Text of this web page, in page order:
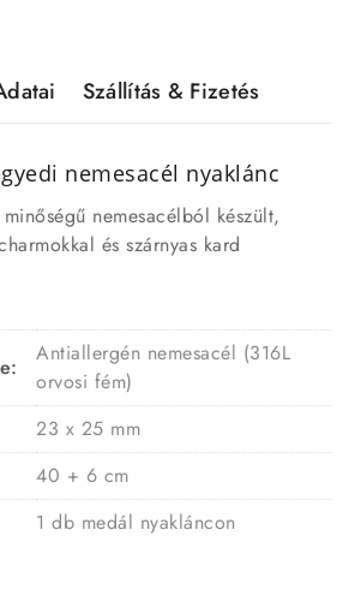
Szállítás & Fizetés
nemesacél nyaklánc
nemesacélból készült,
és szárnyas kard
Antiallergén nemesacél (316L
orvosi fém)
23 x 25 mm
40 + 6 cm
1 db medál nyakláncon